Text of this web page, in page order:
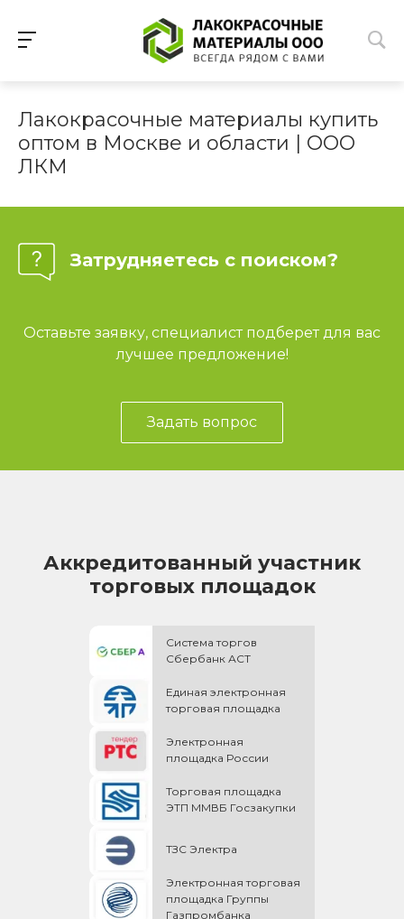
Лакокрасочные материалы купить
оптом в Москве и области | ООО
ЛКМ
Затрудняетесь с поиском?
Оставьте заявку, специалист подберет для вас
лучшее предложение!
Задать вопрос
Аккредитованный участник
торговых площадок
Система торгов
Сбербанк АСТ
Единая электронная
торговая площадка
Электронная
площадка России
Торговая площадка
ЭТП ММВБ Госзакупки
ТЗС Электра
Электронная торговая
площадка Группы
Газпромбанка